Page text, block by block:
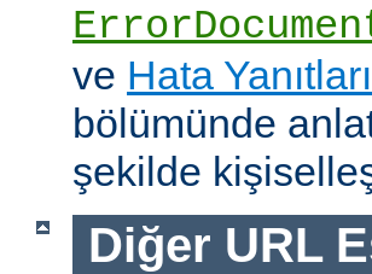
ve Hata
bölümünde
şekilde
Diğer URL